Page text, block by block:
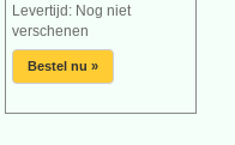
Levertijd: Nog niet
verschenen
Bestel nu »